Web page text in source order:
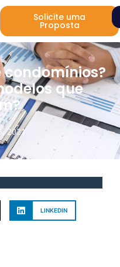
Solicite uma
Proposta
condomínios?
que
2021
LINKEDIN